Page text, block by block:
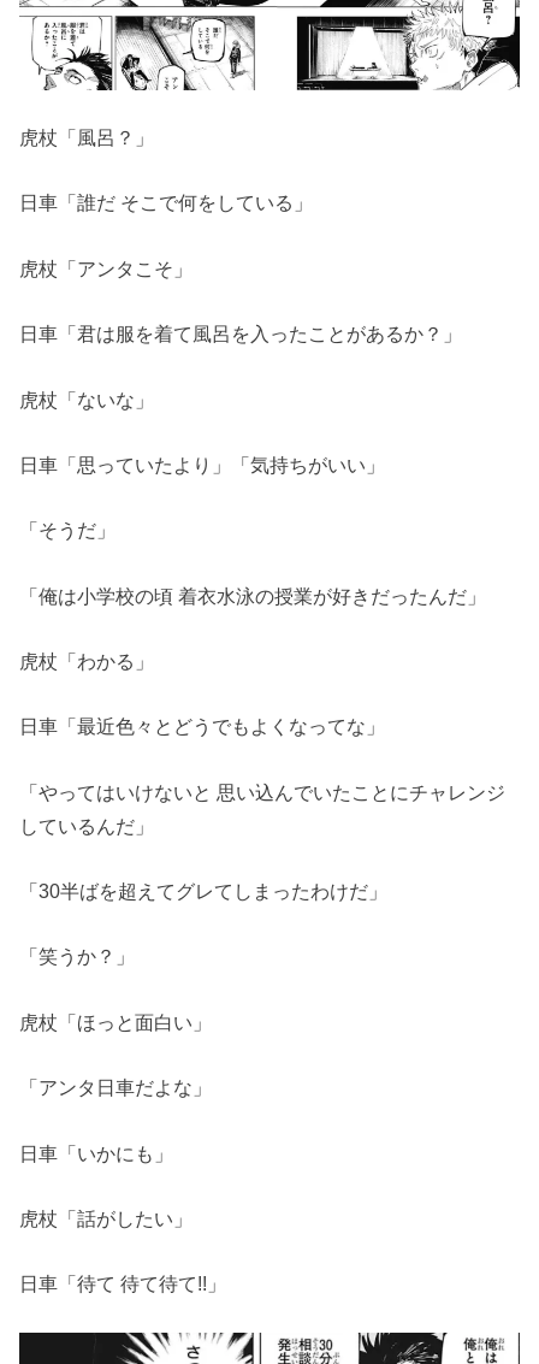
虎杖「風呂？」
日車「誰だ そこで何をしている」
虎杖「アンタこそ」
日車「君は服を着て風呂を入ったことがあるか？」
虎杖「ないな」
日車「思っていたより」「気持ちがいい」
「そうだ」
「俺は小学校の頃 着衣水泳の授業が好きだったんだ」
虎杖「わかる」
日車「最近色々とどうでもよくなってな」
「やってはいけないと 思い込んでいたことにチャレンジ
しているんだ」
「30半ばを超えてグレてしまったわけだ」
「笑うか？」
虎杖「ほっと面白い」
「アンタ日車だよな」
日車「いかにも」
虎杖「話がしたい」
日車「待て 待て待て!!」